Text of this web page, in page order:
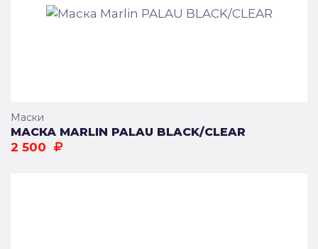
Маски
МАСКА MARLIN PALAU BLACK/CLEAR
2 500